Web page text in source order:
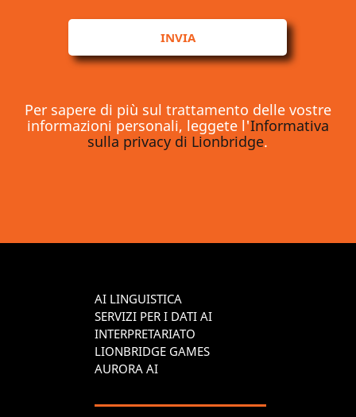
INVIA
Per sapere di più sul trattamento delle vostre
informazioni personali, leggete l'Informativa
sulla privacy di Lionbridge.
AI LINGUISTICA
SERVIZI PER I DATI AI
INTERPRETARIATO
LIONBRIDGE GAMES
AURORA AI